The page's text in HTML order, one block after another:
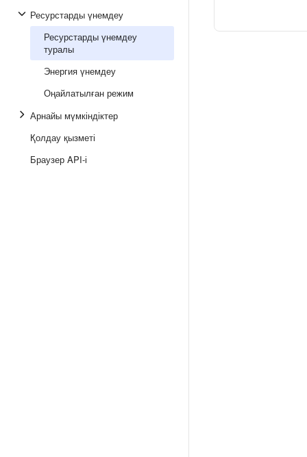
Ресурстарды үнемдеу
Ресурстарды үнемдеу
туралы
Энергия үнемдеу
Оңайлатылған режим
Арнайы мүмкіндіктер
Қолдау қызметі
Браузер API-і